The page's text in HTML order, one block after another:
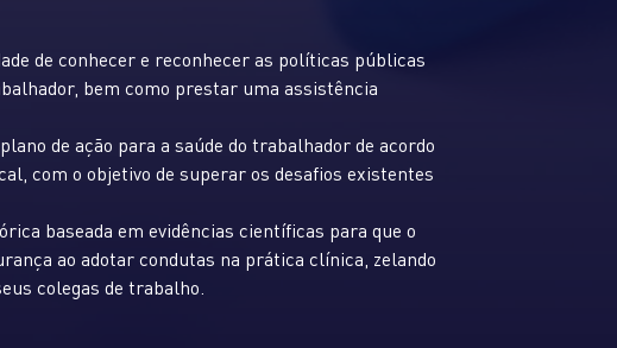
de conhecer e reconhecer as políticas públicas
bem como prestar uma assistência
de ação para a saúde do trabalhador de acordo
com o objetivo de superar os desafios existentes
baseada em evidências científicas para que o
ao adotar condutas na prática clínica, zelando
colegas de trabalho.